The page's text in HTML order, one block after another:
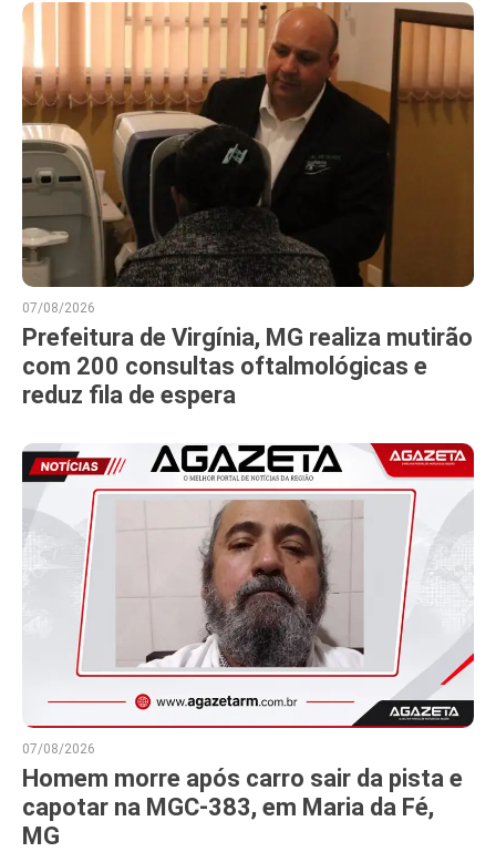
07/08/2026
Prefeitura de Virgínia, MG realiza mutirão
com 200 consultas oftalmológicas e
reduz fila de espera
07/08/2026
Homem morre após carro sair da pista e
capotar na MGC-383, em Maria da Fé,
MG